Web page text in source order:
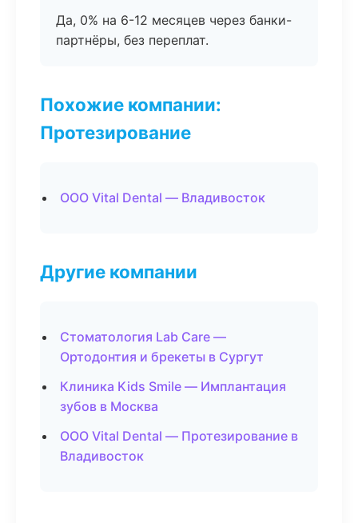
Да, 0% на 6-12 месяцев через банки-
партнёры, без переплат.
Похожие компании:
Протезирование
ООО Vital Dental — Владивосток
Другие компании
Стоматология Lab Care —
Ортодонтия и брекеты в Сургут
Клиника Kids Smile — Имплантация
зубов в Москва
ООО Vital Dental — Протезирование в
Владивосток